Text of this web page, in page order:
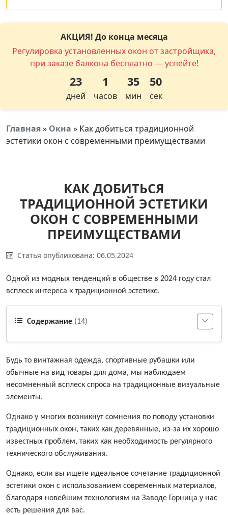
АКЦИЯ! До конца месяца
Регулировка установленных окон от застройщика,
при заказе балкона бесплатно — успейте!
23
дней
1
часов
35
мин
49
сек
Главная» Окна » Как добиться традиционной
эстетики окон с современными преимуществами
КАК ДОБИТЬСЯ
ТРАДИЦИОННОЙ ЭСТЕТИКИ
ОКОН С СОВРЕМЕННЫМИ
ПРЕИМУЩЕСТВАМИ
Статья опубликована: 06.05.2024
Одной из модных тенденций в обществе в 2024 году стал
всплеск интереса к традиционной эстетике.
Содержание (14)
Будь то винтажная одежда, спортивные рубашки или
обычные на вид товары для дома, мы наблюдаем
несомненный всплеск спроса на традиционные визуальные
элементы.
Однако у многих возникнут сомнения по поводу установки
традиционных окон, таких как деревянные, из-за их хорошо
известных проблем, таких как необходимость регулярного
технического обслуживания.
Однако, если вы ищете идеальное сочетание традиционной
эстетики окон с использованием современных материалов,
благодаря новейшим технологиям на Заводе Горница у нас
есть решения для вас.